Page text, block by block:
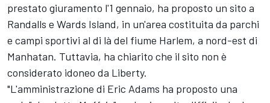
prestato giuramento l'1 gennaio, ha proposto un sito a
Randalls e Wards Island, in un'area costituita da parchi
e campi sportivi al di là del fiume Harlem, a nord-est di
Manhatan. Tuttavia, ha chiarito che il sito non è
considerato idoneo da Liberty.
"L'amministrazione di Eric Adams ha proposto una